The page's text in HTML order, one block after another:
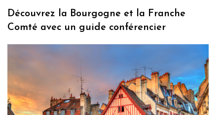
Découvrez la Bourgogne et la Franche
Comté avec un guide conférencier